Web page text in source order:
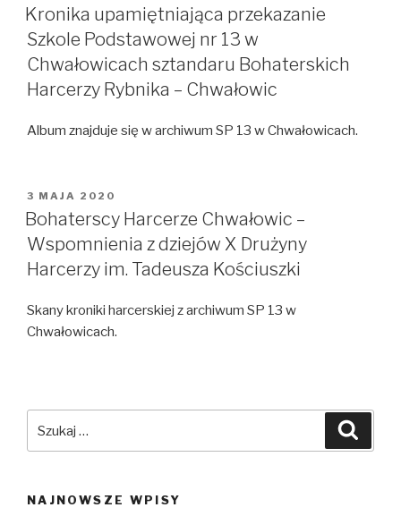
W
Kronika upamiętniająca przekazanie
Szkole Podstawowej nr 13 w
Chwałowicach sztandaru Bohaterskich
Harcerzy Rybnika – Chwałowic
Album znajduje się w archiwum SP 13 w Chwałowicach.
OPUBLIKOWANE
W
3 MAJA 2020
Bohaterscy Harcerze Chwałowic –
Wspomnienia z dziejów X Drużyny
Harcerzy im. Tadeusza Kościuszki
Skany kroniki harcerskiej z archiwum SP 13 w
Chwałowicach.
NAJNOWSZE WPISY